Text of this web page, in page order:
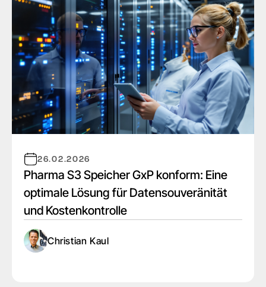
26.02.2026
Pharma S3 Speicher GxP konform: Eine
optimale Lösung für Datensouveränität
und Kostenkontrolle
Christian Kaul